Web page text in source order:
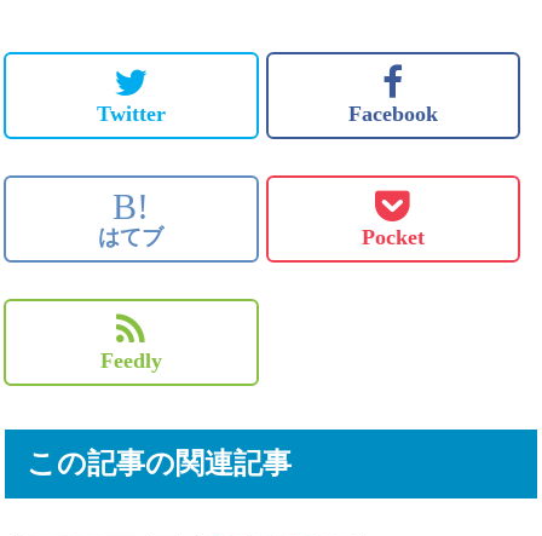
Twitter Facebook
B!
はてブ Pocket
Feedly
この記事の関連記事